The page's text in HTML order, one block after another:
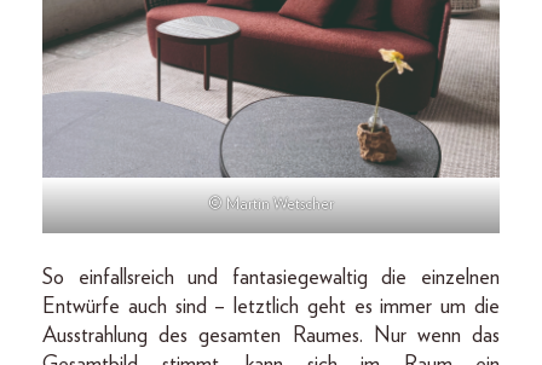
© Martin Wetscher
So einfallsreich und fantasiegewaltig die einzelnen
Entwürfe auch sind – letztlich geht es immer um die
Ausstrahlung des gesamten Raumes. Nur wenn das